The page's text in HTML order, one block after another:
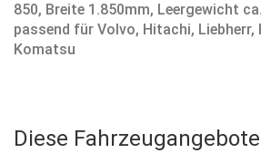
850, Breite 1.850mm, Leergewicht
passend für Volvo, Hitachi, Liebherr,
Komatsu
Diese